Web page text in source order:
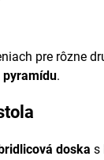
pre rôzne
pyramídu.
doska s